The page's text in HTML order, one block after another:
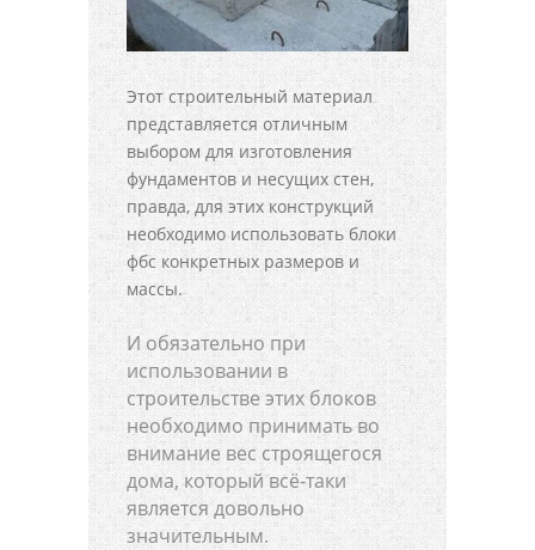
Этот строительный материал
представляется отличным
выбором для изготовления
фундаментов и несущих стен,
правда, для этих конструкций
необходимо использовать блоки
фбс конкретных размеров и
массы.
И обязательно при
использовании в
строительстве этих блоков
необходимо принимать во
внимание вес строящегося
дома, который всё-таки
является довольно
значительным.